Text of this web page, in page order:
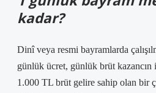
kadar?
Dinî veya resmi bayramlarda
günlük ücret, günlük brüt kazancın
1.000 TL brüt gelire sahip olan bir